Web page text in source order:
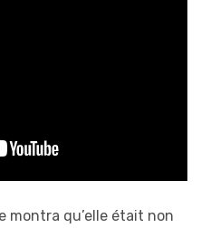
montra qu’elle était non